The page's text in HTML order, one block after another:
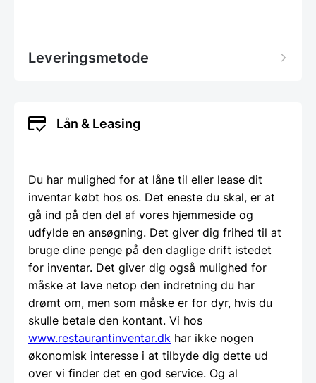
Leveringsmetode
Lån & Leasing
Du har mulighed for at låne til eller lease dit
inventar købt hos os. Det eneste du skal, er at
gå ind på den del af vores hjemmeside og
udfylde en ansøgning. Det giver dig frihed til at
bruge dine penge på den daglige drift istedet
for inventar. Det giver dig også mulighed for
måske at lave netop den indretning du har
drømt om, men som måske er for dyr, hvis du
skulle betale den kontant. Vi hos
www.restaurantinventar.dk har ikke nogen
økonomisk interesse i at tilbyde dig dette ud
over vi finder det en god service. Og al